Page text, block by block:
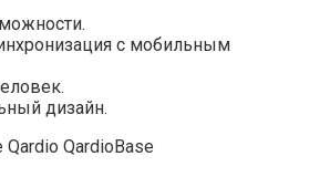
с мобильным
дизайн.
QardioBase